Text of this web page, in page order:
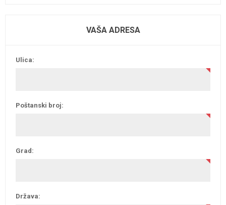
VAŠA ADRESA
Ulica:
Poštanski broj:
Grad:
Država: